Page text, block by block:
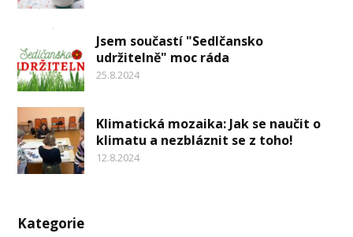
Jsem součastí "Sedlčansko
udržitelně" moc ráda
25.8.2024
Klimatická mozaika: Jak se naučit o
klimatu a nezbláznit se z toho!
12.8.2024
Kategorie